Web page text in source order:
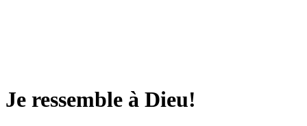
Je ressemble à Dieu!